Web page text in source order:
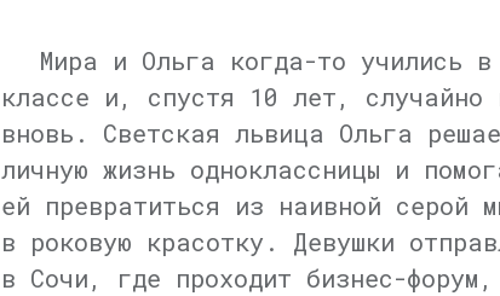
Мира и Ольга когда-то учились в
классе и, спустя 10 лет, случайно
вновь. Светская львица Ольга
личную жизнь одноклассницы и
ей превратиться из наивной серой
в роковую красотку. Девушки
в Сочи, где проходит бизнес-